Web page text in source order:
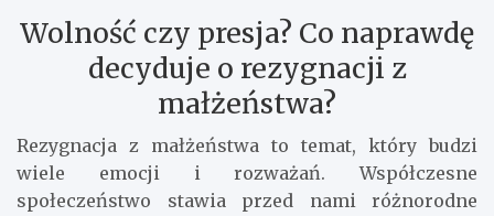
Wolność czy presja? Co naprawdę
decyduje o rezygnacji z
małżeństwa?
Rezygnacja z małżeństwa to temat, który budzi
wiele emocji i rozważań. Współczesne
społeczeństwo stawia przed nami różnorodne